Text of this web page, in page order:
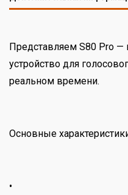
Представляем S80 Pro —
устройство для
реальном времени.
Основные
•